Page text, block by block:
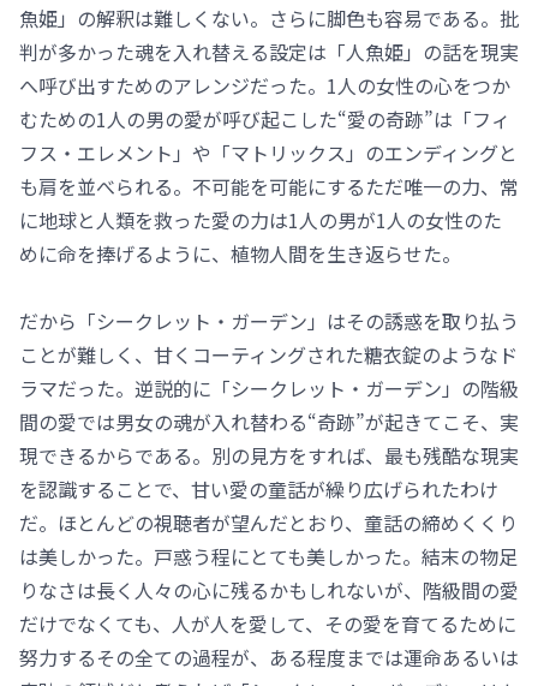
魚姫」の解釈は難しくない。さらに脚色も容易である。批
判が多かった魂を入れ替える設定は「人魚姫」の話を現実
へ呼び出すためのアレンジだった。1人の女性の心をつか
むための1人の男の愛が呼び起こした“愛の奇跡”は「フィ
フス・エレメント」や「マトリックス」のエンディングと
も肩を並べられる。不可能を可能にするただ唯一の力、常
に地球と人類を救った愛の力は1人の男が1人の女性のた
めに命を捧げるように、植物人間を生き返らせた。
だから「シークレット・ガーデン」はその誘惑を取り払う
ことが難しく、甘くコーティングされた糖衣錠のようなド
ラマだった。逆説的に「シークレット・ガーデン」の階級
間の愛では男女の魂が入れ替わる“奇跡”が起きてこそ、実
現できるからである。別の見方をすれば、最も残酷な現実
を認識することで、甘い愛の童話が繰り広げられたわけ
だ。ほとんどの視聴者が望んだとおり、童話の締めくくり
は美しかった。戸惑う程にとても美しかった。結末の物足
りなさは長く人々の心に残るかもしれないが、階級間の愛
だけでなくても、人が人を愛して、その愛を育てるために
努力するその全ての過程が、ある程度までは運命あるいは